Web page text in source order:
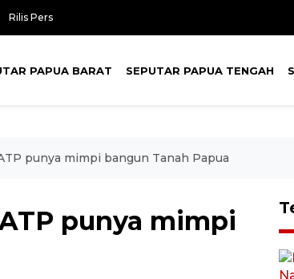
Rilis Pers
PAPUA BARAT SEPUTAR PAPUA TENGAH
punya mimpi bangun Tanah Papua
punya mimpi